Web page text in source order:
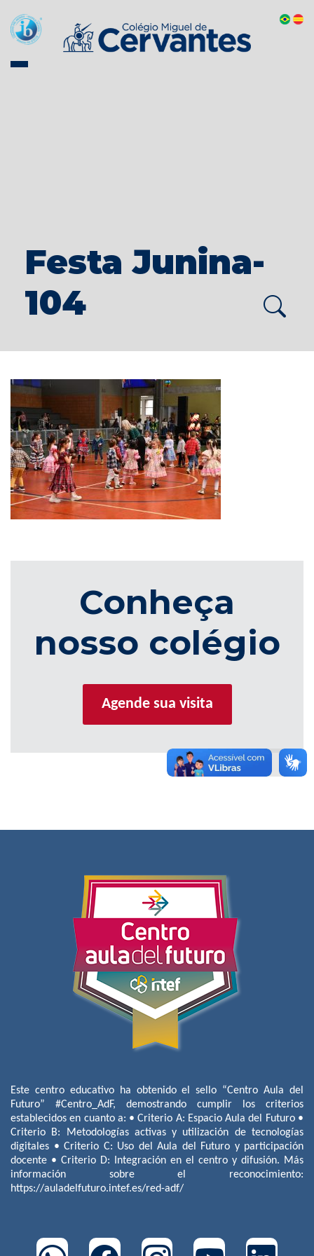
Festa Junina-
104
Conheça
nosso colégio
Agende sua visita
Este centro educativo ha obtenido el sello “Centro Aula del
Futuro” #Centro_AdF, demostrando cumplir los criterios
establecidos en cuanto a: • Criterio A: Espacio Aula del Futuro •
Criterio B: Metodologías activas y utilización de tecnologías
digitales • Criterio C: Uso del Aula del Futuro y participación
docente • Criterio D: Integración en el centro y difusión. Más
información sobre el reconocimiento:
https://auladelfuturo.intef.es/red-adf/